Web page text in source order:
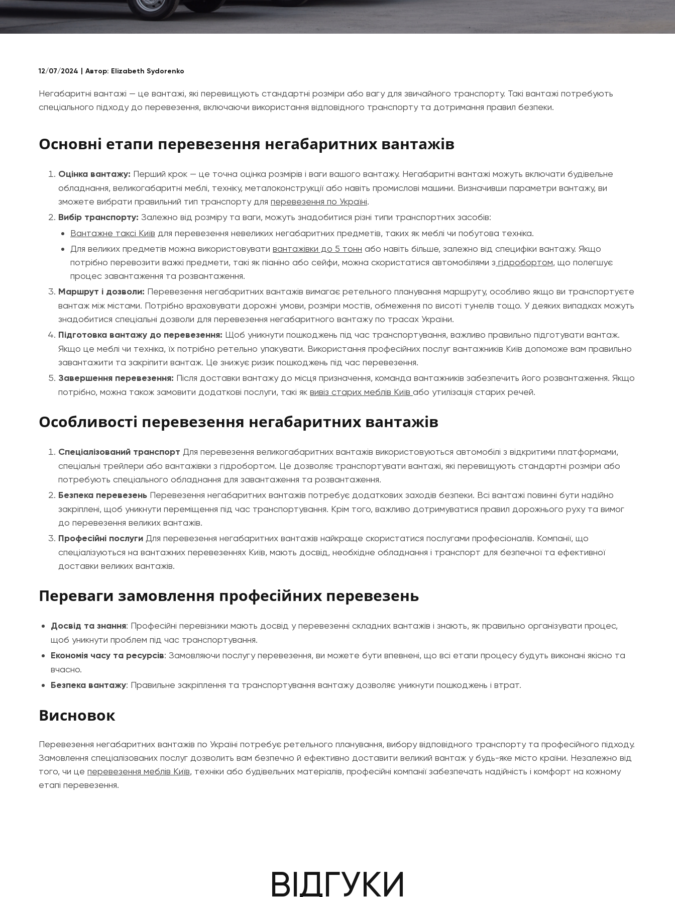
12/07/2024 Автор: Elizabeth Sydorenko
Негабаритні вантажі — це вантажі, які перевищують стандартні розміри або вагу для звичайного транспорту. Такі вантажі потребують
спеціального підходу до перевезення, включаючи використання відповідного транспорту та дотримання правил безпеки.
Основні етапи перевезення негабаритних вантажів
Оцінка вантажу: Перший крок — це точна оцінка розмірів і ваги вашого вантажу. Негабаритні вантажі можуть включати будівельне
обладнання, великогабаритні меблі, техніку, металоконструкції або навіть промислові машини. Визначивши параметри вантажу, ви
зможете вибрати правильний тип транспорту для перевезення по Україні.
Вибір транспорту: Залежно від розміру та ваги, можуть знадобитися різні типи транспортних засобів:
Вантажне таксі Київ для перевезення невеликих негабаритних предметів, таких як меблі чи побутова техніка.
Для великих предметів можна використовувати вантажівки до 5 тонн або навіть більше, залежно від специфіки вантажу. Якщо
потрібно перевозити важкі предмети, такі як піаніно або сейфи, можна скористатися автомобілями з гідробортом, що полегшує
процес завантаження та розвантаження.
Маршрут і дозволи: Перевезення негабаритних вантажів вимагає ретельного планування маршруту, особливо якщо ви транспортуєте
вантаж між містами. Потрібно враховувати дорожні умови, розміри мостів, обмеження по висоті тунелів тощо. У деяких випадках можуть
знадобитися спеціальні дозволи для перевезення негабаритного вантажу по трасах України.
Підготовка вантажу до перевезення: Щоб уникнути пошкоджень під час транспортування, важливо правильно підготувати вантаж.
Якщо це меблі чи техніка, їх потрібно ретельно упакувати. Використання професійних послуг вантажників Київ допоможе вам правильно
завантажити та закріпити вантаж. Це знижує ризик пошкоджень під час перевезення.
Завершення перевезення: Після доставки вантажу до місця призначення, команда вантажників забезпечить його розвантаження. Якщо
потрібно, можна також замовити додаткові послуги, такі як вивіз старих меблів Київ або утилізація старих речей.
Особливості перевезення негабаритних вантажів
Спеціалізований транспорт Для перевезення великогабаритних вантажів використовуються автомобілі з відкритими платформами,
спеціальні трейлери або вантажівки з гідробортом. Це дозволяє транспортувати вантажі, які перевищують стандартні розміри або
потребують спеціального обладнання для завантаження та розвантаження.
Безпека перевезень Перевезення негабаритних вантажів потребує додаткових заходів безпеки. Всі вантажі повинні бути надійно
закріплені, щоб уникнути переміщення під час транспортування. Крім того, важливо дотримуватися правил дорожнього руху та вимог
до перевезення великих вантажів.
Професійні послуги Для перевезення негабаритних вантажів найкраще скористатися послугами професіоналів. Компанії, що
спеціалізуються на вантажних перевезеннях Київ, мають досвід, необхідне обладнання і транспорт для безпечної та ефективної
доставки великих вантажів.
Переваги замовлення професійних перевезень
Досвід та знання: Професійні перевізники мають досвід у перевезенні складних вантажів і знають, як правильно організувати процес,
щоб уникнути проблем під час транспортування.
Економія часу та ресурсів: Замовляючи послугу перевезення, ви можете бути впевнені, що всі етапи процесу будуть виконані якісно та
вчасно.
Безпека вантажу: Правильне закріплення та транспортування вантажу дозволяє уникнути пошкоджень і втрат.
Висновок
Перевезення негабаритних вантажів по Україні потребує ретельного планування, вибору відповідного транспорту та професійного підходу.
Замовлення спеціалізованих послуг дозволить вам безпечно й ефективно доставити великий вантаж у будь-яке місто країни. Незалежно від
того, чи це перевезення меблів Київ, техніки або будівельних матеріалів, професійні компанії забезпечать надійність і комфорт на кожному
етапі перевезення.
ВІДГУКИ